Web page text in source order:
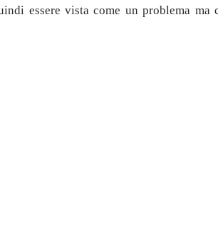
essere vista come un problema ma